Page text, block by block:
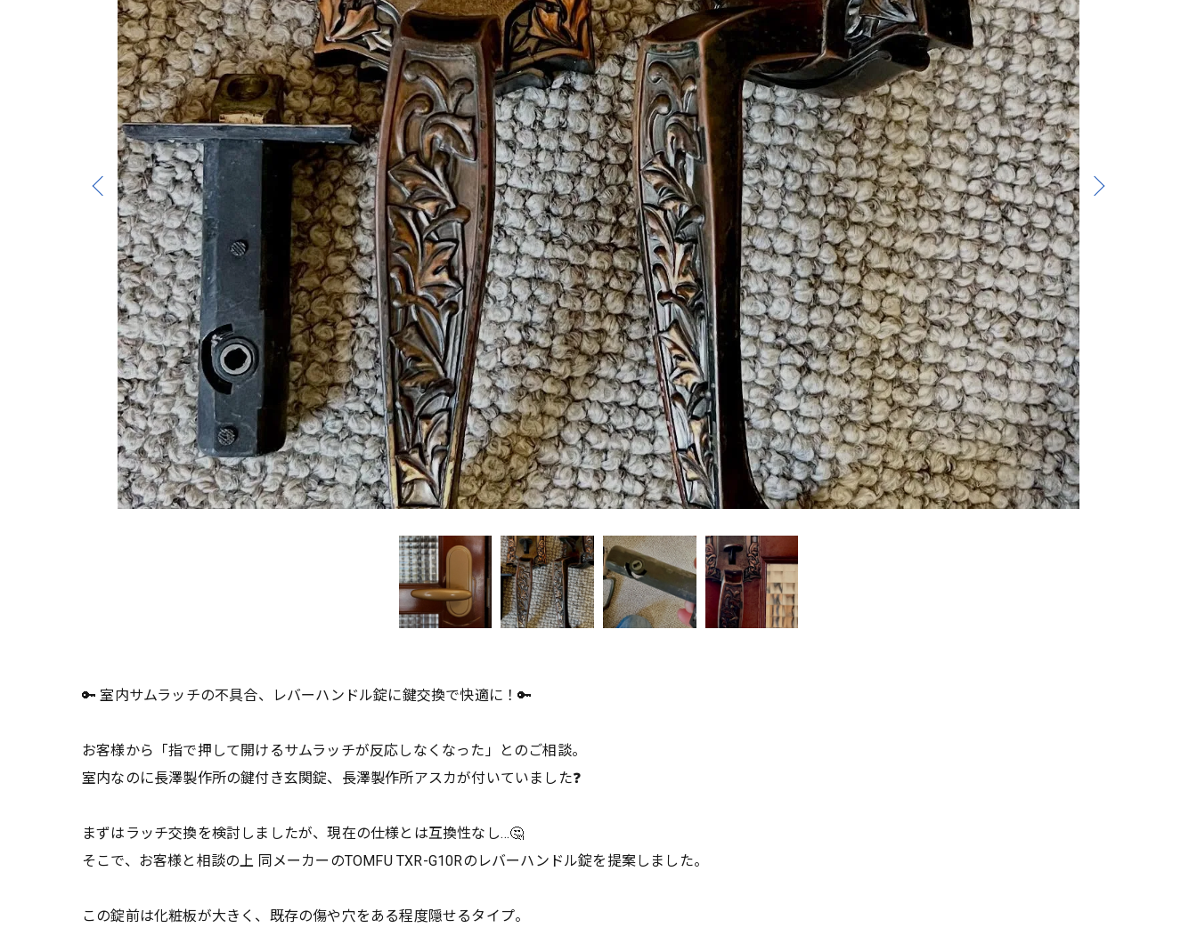
🔑 室内サムラッチの不具合、レバーハンドル錠に鍵交換で快適に！🔑
お客様から「指で押して開けるサムラッチが反応しなくなった」とのご相談。
室内なのに長澤製作所の鍵付き玄関錠、長澤製作所アスカが付いていました❓
まずはラッチ交換を検討しましたが、現在の仕様とは互換性なし…🤔
そこで、お客様と相談の上 同メーカーのTOMFU TXR-G10Rのレバーハンドル錠を提案しました。
この錠前は化粧板が大きく、既存の傷や穴をある程度隠せるタイプ。